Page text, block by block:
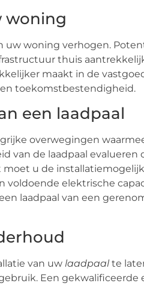
woning
uw woning verhogen.
thuis
maakt in de
toekomstbestendigheid.
een laadpaal
overwegingen
van de laadpaal evalueren
u de
voldoende elektrische
laadpaal van een
van uw laadpaalte
Een